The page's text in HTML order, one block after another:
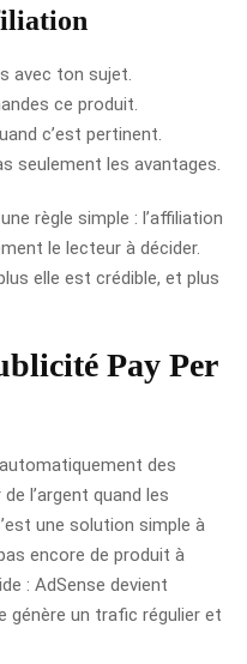
avec ton sujet.
ce produit.
c’est pertinent.
seulement les avantages.
règle simple : l’affiliation
le lecteur à décider.
elle est crédible, et plus
Pay Per
des
l’argent quand les
une solution simple à
encore de produit à
: AdSense devient
génère un trafic régulier et